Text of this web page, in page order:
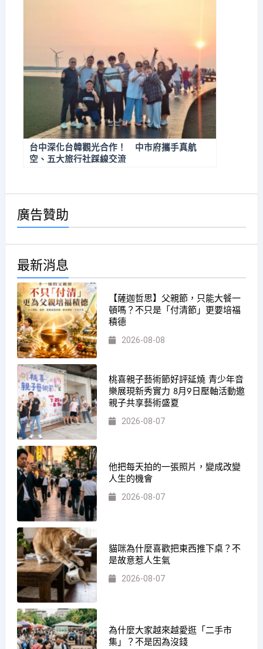
台中深化台韓觀光合作！ 中市府攜手真航
空、五大旅行社踩線交流
廣告贊助
最新消息
【薩迦哲思】父親節，只能大餐一
頓嗎？不只是「付清節」更要培福
積德
2026-08-08
桃喜親子藝術節好評延燒 青少年音
樂展現新秀實力 8月9日壓軸活動邀
親子共享藝術盛夏
2026-08-07
他把每天拍的一張照片，變成改變
人生的機會
2026-08-07
貓咪為什麼喜歡把東西推下桌？不
是故意惹人生氣
2026-08-07
為什麼大家越來越愛逛「二手市
集」？不是因為沒錢